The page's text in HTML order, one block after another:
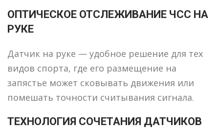
ОПТИЧЕСКОЕ ОТСЛЕЖИВАНИЕ ЧСС НА
РУКЕ
Датчик на руке — удобное решение для тех
видов спорта, где его размещение на
запястье может сковывать движения или
помешать точности считывания сигнала.
ТЕХНОЛОГИЯ СОЧЕТАНИЯ ДАТЧИКОВ